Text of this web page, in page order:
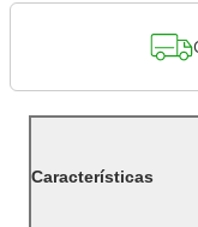
Características